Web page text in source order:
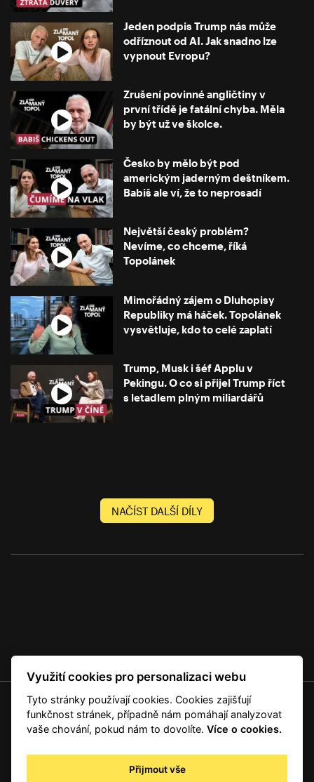
Jeden podpis Trump nás může
odříznout od AI. Jak snadno lze
vypnout Evropu?
Zrušení povinné angličtiny v
první třídě je fatální chyba. Měla
by být už ve školce.
Česko by mělo být pod
americkým jaderným deštníkem.
Babiš ale ví, že to neprosadí
Největší český problém?
Nevíme, co chceme, říká
Topolánek
Mimořádný zájem o Dluhopisy
Republiky má háček. Topolánek
vysvětluje, kdo to celé zaplatí
Trump, Musk i šéf Applu v
Pekingu. O co si přijel Trump říct
s letadlem plným miliardářů
NAČÍST DALŠÍ DÍLY
© 2001 — 2026 Copyright CMI News a dodavatelé obsahu. |
Autorská práva
Zpracování osobních údajů - registrovaní a předplatitelé
Využití cookies pro personalizaci webu
Tyto stránky používají cookies. Cookies zajišťují
funkčnost stránek, případně nám pomáhají analyzovat
vaše chování, pokud nám to dovolíte.Více o cookies.
Přijmout vše